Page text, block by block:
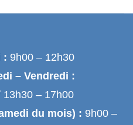
: 9h00 – 12h30
– Vendredi :
13h30 – 17h00
du mois) : 9h00 –